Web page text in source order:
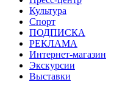
Культура
Спорт
ПОДПИСКА
РЕКЛАМА
Интернет-магазин
Экскурсии
Выставки